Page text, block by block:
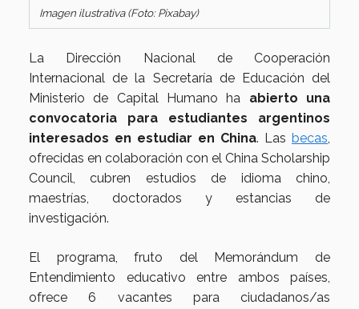
Imagen ilustrativa (Foto: Pixabay)
La Dirección Nacional de Cooperación
Internacional de la Secretaría de Educación del
Ministerio de Capital Humano ha abierto una
convocatoria para estudiantes argentinos
interesados en estudiar en China. Las becas,
ofrecidas en colaboración con el China Scholarship
Council, cubren estudios de idioma chino,
maestrías, doctorados y estancias de
investigación.
El programa, fruto del Memorándum de
Entendimiento educativo entre ambos países,
ofrece 6 vacantes para ciudadanos/as